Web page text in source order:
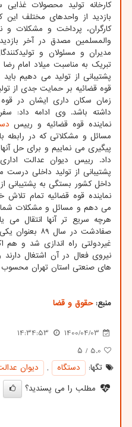
کارخانه تولید محصولات
بازدید از واحدهای مختلف این
کارگران، پرداخت و مشکلات و
والمسلمین مصدق در آخر
مدیران و مسئولان و
تبریک به مناسبت میلاد امام
پشتیبانی از تولید می دهیم
قوه قضائیه بر حمایت جدی از
زمان سکان داری ایشان در
داشته باشد. وی ادامه داد:
نماینده قوه قضائیه و رییس
مسائل و مشکلاتی که در رابطه
پیگیری می نماییم و برای حل
داد. رییس دیوان عدالت
پشتیبانی از تولید داخلی
داخل کشور بستگی به پشتیبانی
نماینده قوه قضائیه تمام تلاش
می دهم و مسائل و مشکلات
هرچه سریع تر آنها انتقال
صفادشت در
نیروی فعال در آن اشتغال
های صنعتی استان تهران
منبع:حقوق و قضا
1400/04/03
14:34:53
5.0 / ۵
تگها:
دستگاه , دیوان
مطلب را می پسندید؟